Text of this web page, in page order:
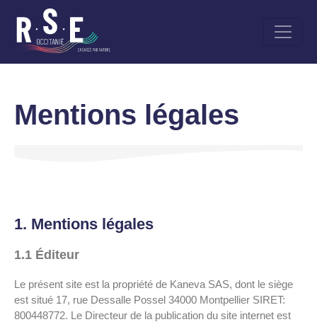
contenu
Mentions légales
1. Mentions légales
1.1 Éditeur
Le présent site est la propriété de Kaneva SAS, dont le siège
est situé 17, rue Dessalle Possel 34000 Montpellier SIRET:
800448772. Le Directeur de la publication du site internet est